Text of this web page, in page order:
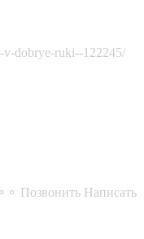
v-dobrye-ruki--122245/
Позвонить Написать